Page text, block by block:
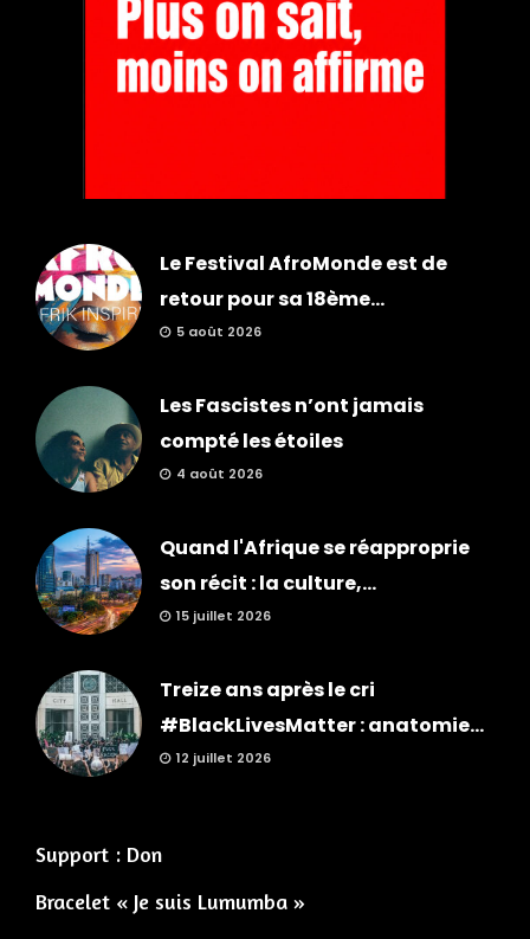
Le Festival AfroMonde est de
retour pour sa 18ème...
5 août 2026
Les Fascistes n’ont jamais
compté les étoiles
4 août 2026
Quand l'Afrique se réapproprie
son récit : la culture,...
15 juillet 2026
Treize ans après le cri
#BlackLivesMatter : anatomie...
12 juillet 2026
Support : Don
Bracelet « Je suis Lumumba »